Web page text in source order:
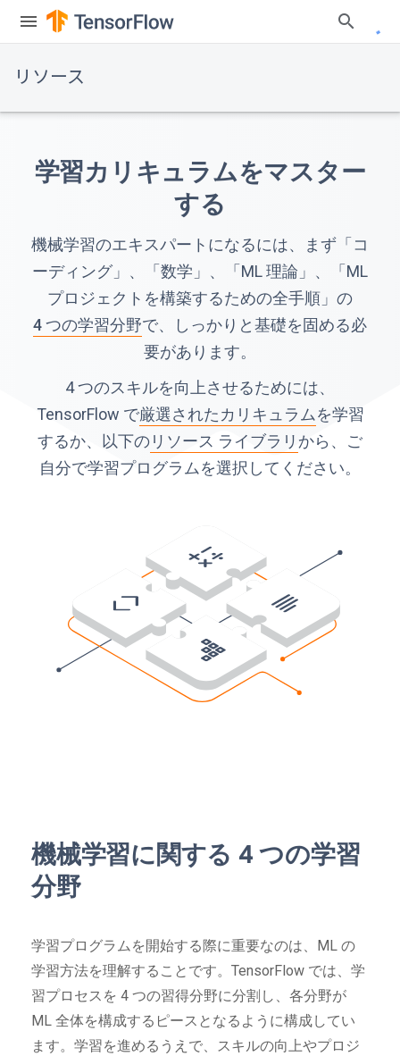
リソース
学習カリキュラムをマスター
する
機械学習のエキスパートになるには、まず「コ
ーディング」、「数学」、「ML 理論」、「ML
プロジェクトを構築するための全手順」の
4 つの学習分野で、しっかりと基礎を固める必
要があります。
4 つのスキルを向上させるためには、
TensorFlow で厳選されたカリキュラムを学習
するか、以下のリソース ライブラリから、ご
自分で学習プログラムを選択してください。
機械学習に関する 4 つの学習
分野
学習プログラムを開始する際に重要なのは、ML の
学習方法を理解することです。TensorFlow では、学
習プロセスを 4 つの習得分野に分割し、各分野が
ML 全体を構成するピースとなるように構成してい
ます。学習を進めるうえで、スキルの向上やプロジ